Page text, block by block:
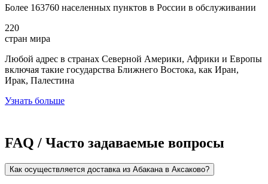
Более 163760 населенных пунктов в России в обслуживании
220
стран мира
Любой адрес в странах Северной Америки, Африки и Европы
включая такие государства Ближнего Востока, как Иран,
Ирак, Палестина
Узнать больше
FAQ / Часто задаваемые вопросы
Как осуществляется доставка из Абакана в Аксаково?